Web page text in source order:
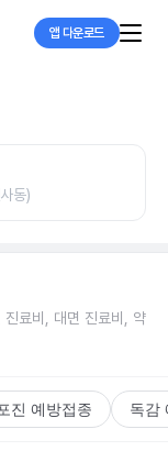
앱 다운로드
동)
진료비, 대면 진료비, 약
진 예방접종 독감